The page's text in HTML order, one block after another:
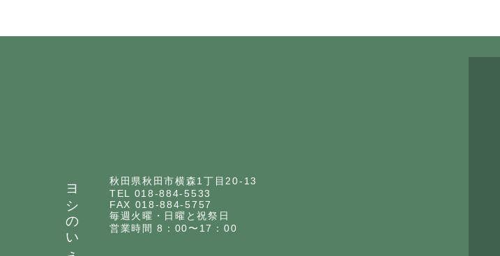
ヨシのいえ
秋田県秋田市横森1丁目20-13
TEL 018-884-5533
FAX 018-884-5757
毎週火曜・日曜と祝祭日
営業時間 8：00〜17：00